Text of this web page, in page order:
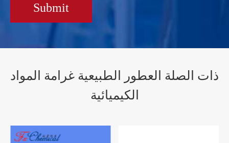
Submit
ذات الصلة العطور الطبيعية غرامة المواد
الكيميائية